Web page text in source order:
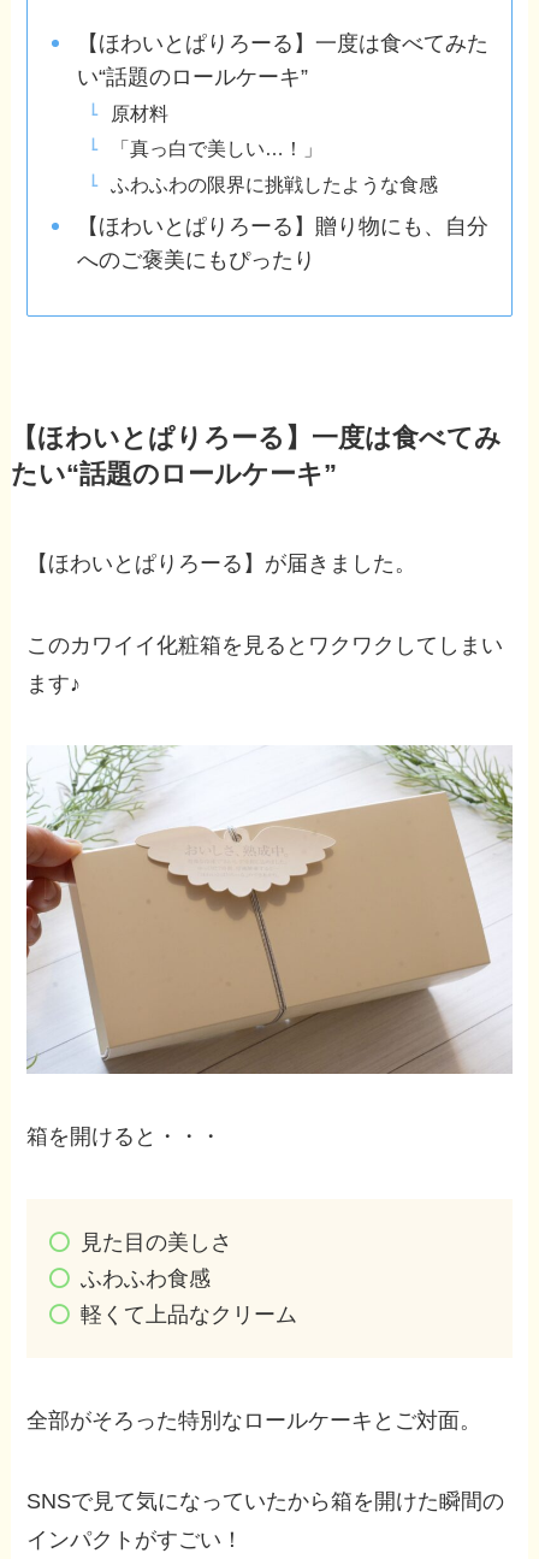
【ほわいとぱりろーる】一度は食べてみた
い“話題のロールケーキ”
原材料
「真っ白で美しい…！」
ふわふわの限界に挑戦したような食感
【ほわいとぱりろーる】贈り物にも、自分
へのご褒美にもぴったり
【ほわいとぱりろーる】一度は食べてみ
たい“話題のロールケーキ”
【ほわいとぱりろーる】が届きました。
このカワイイ化粧箱を見るとワクワクしてしまい
ます♪
箱を開けると・・・
見た目の美しさ
ふわふわ食感
軽くて上品なクリーム
全部がそろった特別なロールケーキとご対面。
SNSで見て気になっていたから箱を開けた瞬間の
インパクトがすごい！